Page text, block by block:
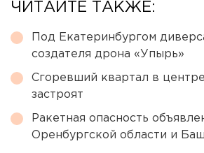
ЧИТАЙТЕ ТАКЖЕ:
Под Екатеринбургом
создателя дрона «Упырь»
Сгоревший квартал в
застроят
Ракетная опасность
Оренбургской области и